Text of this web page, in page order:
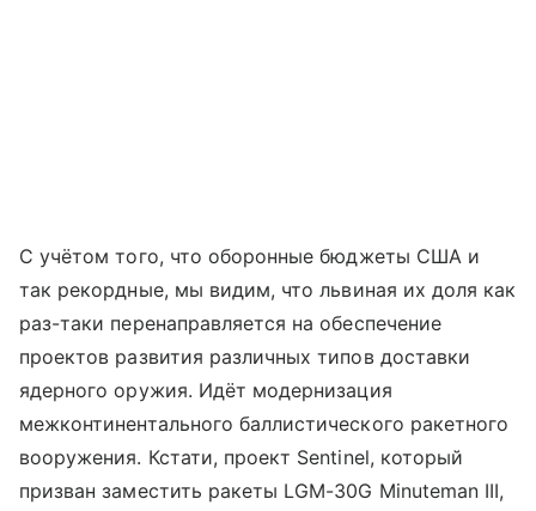
С учётом того, что оборонные бюджеты США и
так рекордные, мы видим, что львиная их доля как
раз-таки перенаправляется на обеспечение
проектов развития различных типов доставки
ядерного оружия. Идёт модернизация
межконтинентального баллистического ракетного
вооружения. Кстати, проект Sentinel, который
призван заместить ракеты LGM-30G Minuteman III,